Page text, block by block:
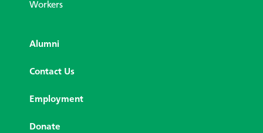
Workers
Alumni
Contact Us
Employment
Donate